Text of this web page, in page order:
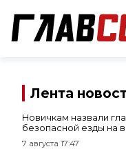
Лента
Новичкам назвали
безопасной езды на
7 августа 17:47